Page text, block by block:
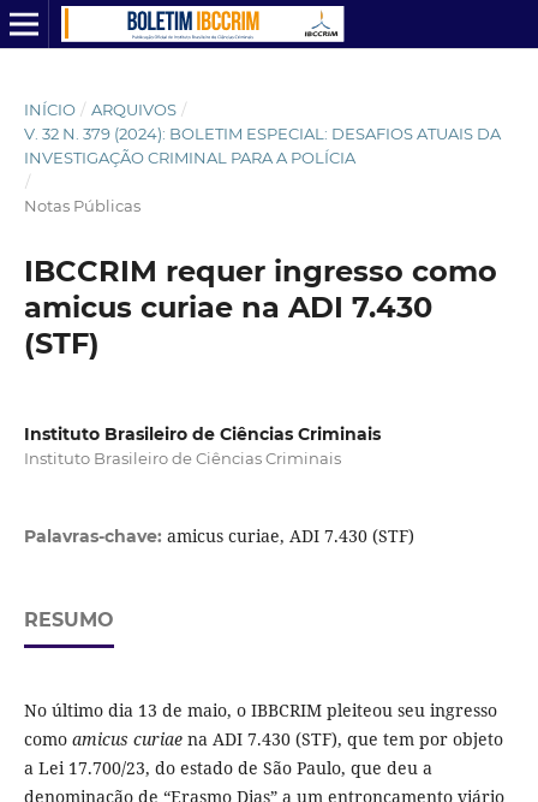
INÍCIO / ARQUIVOS /
V. 32 N. 379 (2024): BOLETIM ESPECIAL: DESAFIOS ATUAIS DA
INVESTIGAÇÃO CRIMINAL PARA A POLÍCIA
/
Notas Públicas
IBCCRIM requer ingresso como
amicus curiae na ADI 7.430
(STF)
Instituto Brasileiro de Ciências Criminais
Instituto Brasileiro de Ciências Criminais
Palavras-chave: amicus curiae, ADI 7.430 (STF)
RESUMO
No último dia 13 de maio, o IBBCRIM pleiteou seu ingresso
como amicus curiaena ADI 7.430 (STF), que tem por objeto
a Lei 17.700/23, do estado de São Paulo, que deu a
denominação de “Erasmo Dias” a um entroncamento viário